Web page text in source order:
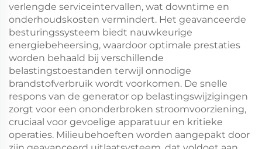
verlengde serviceintervallen, wat downtime en
onderhoudskosten vermindert. Het geavanceerde
besturingssysteem biedt nauwkeurige
energiebeheersing, waardoor optimale prestaties
worden behaald bij verschillende
belastingstoestanden terwijl onnodige
brandstofverbruik wordt voorkomen. De snelle
respons van de generator op belastingswijzigingen
zorgt voor een ononderbroken stroomvoorziening,
cruciaal voor gevoelige apparatuur en kritieke
operaties. Milieubehoeften worden aangepakt door